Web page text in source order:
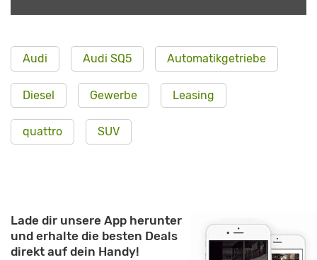
Audi Audi SQ5 Automatikgetriebe
Diesel Gewerbe Leasing
quattro SUV
Lade dir unsere App herunter
und erhalte die besten Deals
direkt auf dein Handy!